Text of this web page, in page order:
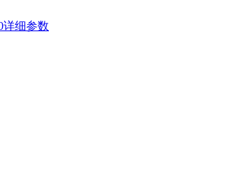
详细参数